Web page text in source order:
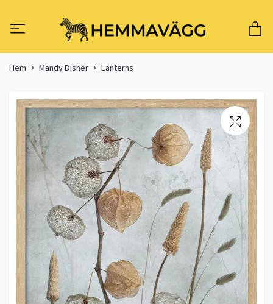
Hem Mandy Disher Lanterns